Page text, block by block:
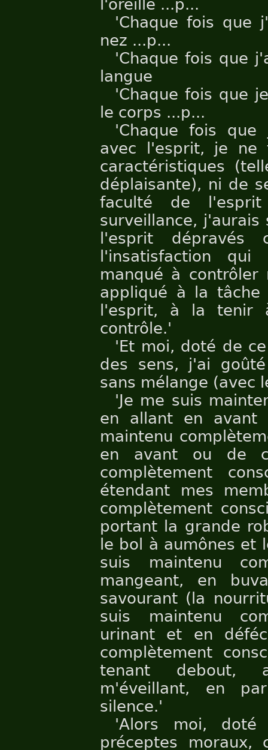
l'oreille ...p...
'Chaque fois que
nez ...p...
'Chaque fois que
langue
'Chaque fois que
le corps ...p...
'Chaque fois que
avec l'esprit, je ne
caractéristiques
déplaisante), ni de
faculté de
surveillance, j'aurais
l'esprit dépravés
l'insatisfaction
manqué à contrôler
appliqué à la
l'esprit, à la
contrôle.'
'Et moi, doté de
des sens, j'ai
sans mélange (avec
'Je me suis
en allant en
maintenu
en avant ou de
complètement
étendant mes
complètement
portant la grande
le bol à aumônes et
suis maintenu
mangeant, en
savourant (la
suis maintenu
urinant et en
complètement
tenant debout,
m'éveillant, en
silence.'
'Alors moi,
préceptes moraux,